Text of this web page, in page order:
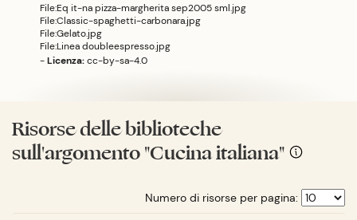
File:Eq it-na pizza-margherita sep2005 sml.jpg
File:Classic-spaghetti-carbonara.jpg
File:Gelato.jpg
File:Linea doubleespresso.jpg
-Licenza:cc-by-sa-4.0
Risorse delle biblioteche
sull'argomento "Cucina italiana"
Numero di risorse per pagina: